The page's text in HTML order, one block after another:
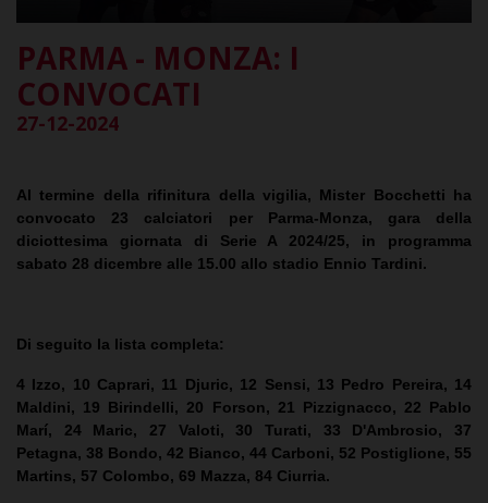
PARMA - MONZA: I
CONVOCATI
27-12-2024
Al termine della rifinitura della vigilia, Mister Bocchetti ha
convocato 23 calciatori per Parma-Monza, gara della
diciottesima giornata di Serie A 2024/25, in programma
sabato 28 dicembre alle 15.00 allo stadio Ennio Tardini.
Di seguito la lista completa:
4 Izzo, 10 Caprari, 11 Djuric, 12 Sensi, 13 Pedro Pereira, 14
Maldini, 19 Birindelli, 20 Forson, 21 Pizzignacco, 22 Pablo
Marí, 24 Maric, 27 Valoti, 30 Turati, 33 D'Ambrosio, 37
Petagna, 38 Bondo, 42 Bianco, 44 Carboni, 52 Postiglione, 55
Martins, 57 Colombo, 69 Mazza, 84 Ciurria.